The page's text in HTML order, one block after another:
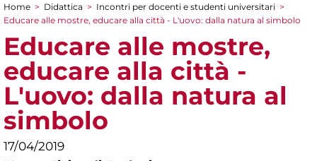
Tu sei qui
Home > Didattica > Incontri per docenti e studenti universitari >
Educare alle mostre, educare alla città - L'uovo: dalla natura al simbolo
Educare alle mostre,
educare alla città -
L'uovo: dalla natura al
simbolo
17/04/2019